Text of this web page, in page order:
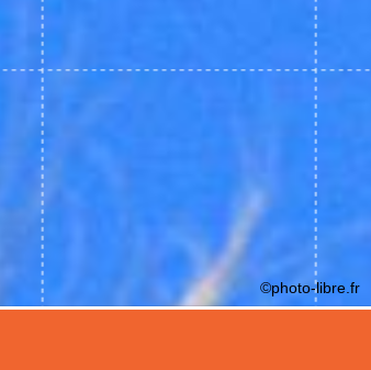
©photo-libre.fr